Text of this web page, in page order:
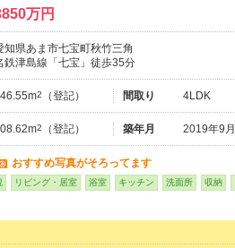
万円
知県あま市七宝町秋竹三角
鉄津島線「七宝」徒歩35分
2 （登記） 間取り 4LDK
2 （登記） 築年月 2019年9月
おすすめ写真がそろってます
リビング・居室 浴室 キッチン 洗面所 収納